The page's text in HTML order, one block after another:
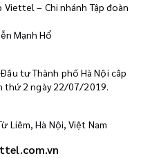
Viettel – Chi nhánh Tập đoàn
Mạnh Hổ
tư Thành phố Hà Nội cấp
thứ 2 ngày 22/07/2019.
Liêm, Hà Nội, Việt Nam